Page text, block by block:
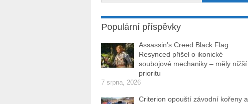
Populární příspěvky
Assassin’s Creed Black Flag
Resynced přišel o ikonické
soubojové mechaniky – měly nižší
prioritu
7 srpna, 2026
Criterion opouští závodní kořeny a